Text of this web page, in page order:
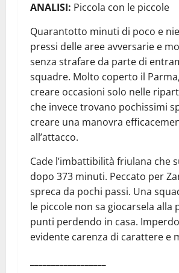
ANALISI: Piccola con le piccole
Quarantotto minuti di poco e
pressi delle aree avversarie e
senza strafare da parte di
squadre. Molto coperto il
creare occasioni solo nelle
che invece trovano pochissimi
creare una manovra
all’attacco.
Cade l’imbattibilità friulana che
dopo 373 minuti. Peccato per
spreca da pochi passi. Una
le piccole non sa giocarsela alla
punti perdendo in casa.
evidente carenza di carattere e